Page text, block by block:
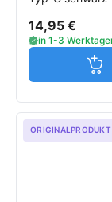
14,95 €
in 1-3
ORIGINALPRODUKT